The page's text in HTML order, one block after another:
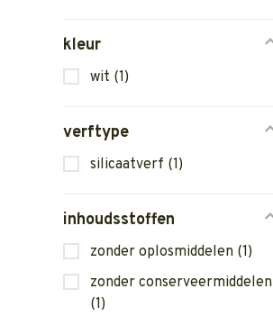
kleur
wit (1)
verftype
silicaatverf (1)
inhoudsstoffen
zonder oplosmiddelen (1)
zonder conserveermiddelen
(1)